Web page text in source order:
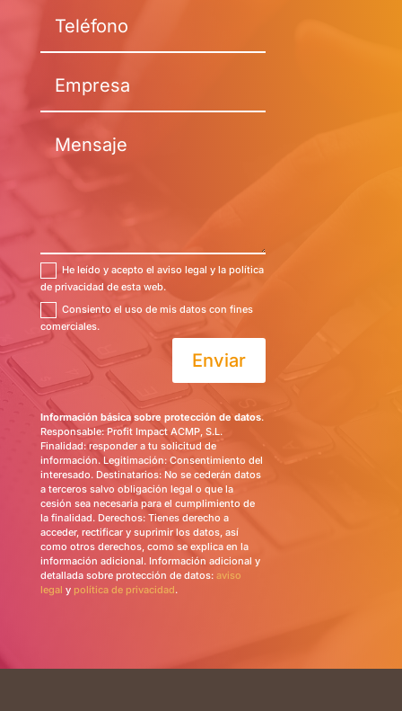
He leído y acepto el aviso legal y la política
de privacidad de esta web.
Consiento el uso de mis datos con fines
comerciales.
Enviar
Información básica sobre protección de datos.
Responsable: Profit Impact ACMP, S.L.
Finalidad: responder a tu solicitud de
información. Legitimación: Consentimiento del
interesado. Destinatarios: No se cederán datos
a terceros salvo obligación legal o que la
cesión sea necesaria para el cumplimiento de
la finalidad. Derechos: Tienes derecho a
acceder, rectificar y suprimir los datos, así
como otros derechos, como se explica en la
información adicional. Información adicional y
detallada sobre protección de datos: aviso
legal y política de privacidad.